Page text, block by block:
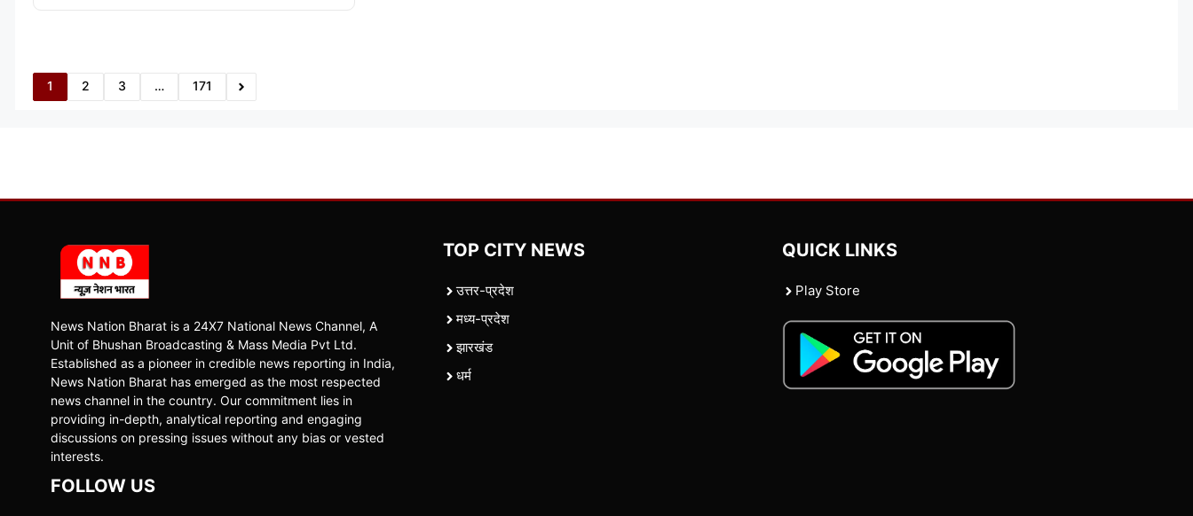
1 2 3 … 171
News Nation Bharat is a 24X7 National News Channel, A
Unit of Bhushan Broadcasting & Mass Media Pvt Ltd.
Established as a pioneer in credible news reporting in India,
News Nation Bharat has emerged as the most respected
news channel in the country. Our commitment lies in
providing in-depth, analytical reporting and engaging
discussions on pressing issues without any bias or vested
interests.
FOLLOW US
TOP CITY NEWS
उत्तर-प्रदेश
मध्य-प्रदेश
झारखंड
धर्म
QUICK LINKS
Play Store